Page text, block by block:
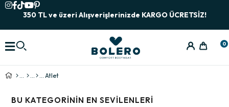
350 TL ve üzeri Alışverişlerinizde KARGO ÜCRETSİZ!
0
Atlet
BU KATEGORININ EN SEVILENLERI